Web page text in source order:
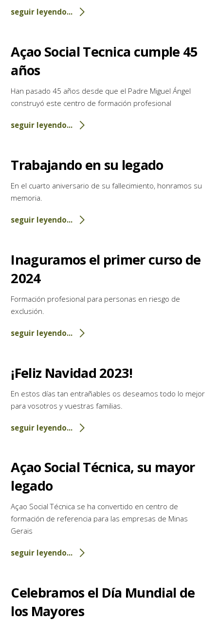
seguir leyendo...
Açao Social Tecnica cumple 45
años
Han pasado 45 años desde que el Padre Miguel Ángel
construyó este centro de formación profesional
seguir leyendo...
Trabajando en su legado
En el cuarto aniversario de su fallecimiento, honramos su
memoria.
seguir leyendo...
Inaguramos el primer curso de
2024
Formación profesional para personas en riesgo de
exclusión.
seguir leyendo...
¡Feliz Navidad 2023!
En estos días tan entrañables os deseamos todo lo mejor
para vosotros y vuestras familias.
seguir leyendo...
Açao Social Técnica, su mayor
legado
Açao Social Técnica se ha convertido en centro de
formación de referencia para las empresas de Minas
Gerais
seguir leyendo...
Celebramos el Día Mundial de
los Mayores